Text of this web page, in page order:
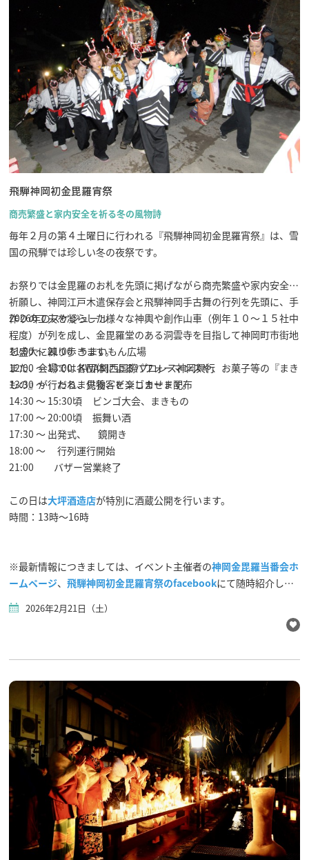
飛騨神岡初金毘羅宵祭
商売繁盛と家内安全を祈る冬の風物詩
毎年２月の第４土曜日に行われる『飛騨神岡初金毘羅宵祭』は、雪
国の飛騨では珍しい冬の夜祭です。
お祭りでは金毘羅のお札を先頭に掲げながら商売繁盛や家内安全を
祈願し、神岡江戸木遣保存会と飛騨神岡手古舞の行列を先頭に、手
作りの工夫を凝らした様々な神輿や創作山車（例年１０～１５社中
程度）が列を成し、金毘羅堂のある洞雲寺を目指して神岡町市街地
を盛大に練り歩きます。
また、会場では各団体によるパフォーマンスや、お菓子等の『まき
もの』が行われ、見物客を楽しませます。
2026年のスケジュール
11:00 〜 21:00 うまいもん広場
12:00 〜 13:00 KWA関西国際プロレス神岡興行
13:30 〜 だるま供養、ビンゴカード配布
14:30 〜 15:30頃 ビンゴ大会、まきもの
17:00 〜 20:00頃 振舞い酒
17:30 〜 出発式、 鏡開き
18:00 〜 行列運行開始
21:00 バザー営業終了
この日は大坪酒造店が特別に酒蔵公開を行います。
時間：13時～16時
※最新情報につきましては、イベント主催者の神岡金毘羅当番会ホ
ームページ、飛騨神岡初金毘羅宵祭のfacebookにて随時紹介して
2026年2月21日（土）